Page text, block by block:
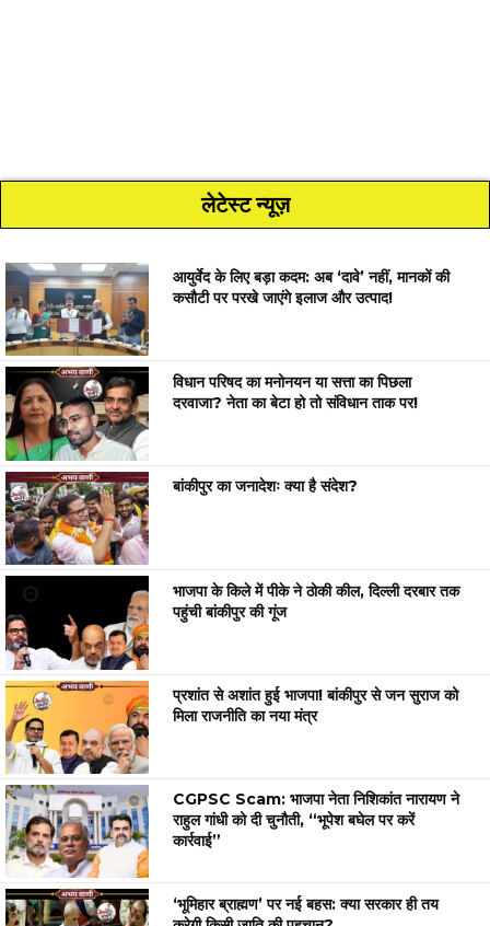
लेटेस्ट न्यूज़
आयुर्वेद के लिए बड़ा कदम: अब ‘दावे’ नहीं, मानकों की
कसौटी पर परखे जाएंगे इलाज और उत्पाद!
विधान परिषद का मनोनयन या सत्ता का पिछला
दरवाजा? नेता का बेटा हो तो संविधान ताक पर!
बांकीपुर का जनादेशः क्या है संदेश?
भाजपा के किले में पीके ने ठोकी कील, दिल्ली दरबार तक
पहुंची बांकीपुर की गूंज
प्रशांत से अशांत हुई भाजपा! बांकीपुर से जन सुराज को
मिला राजनीति का नया मंत्र
CGPSC Scam: भाजपा नेता निशिकांत नारायण ने
राहुल गांधी को दी चुनौती, “भूपेश बघेल पर करें
कार्रवाई”
‘भूमिहार ब्राह्मण’ पर नई बहस: क्या सरकार ही तय